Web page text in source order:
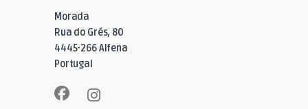
Morada
Rua do Grés, 80
4445-266 Alfena
Portugal